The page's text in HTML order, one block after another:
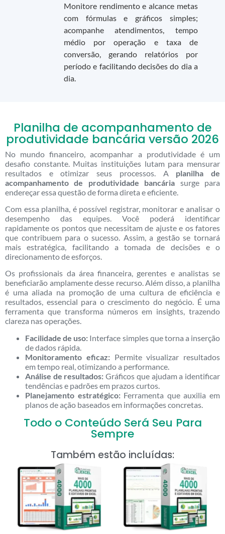
Monitore rendimento e alcance metas
com fórmulas e gráficos simples;
acompanhe atendimentos, tempo
médio por operação e taxa de
conversão, gerando relatórios por
período e facilitando decisões do dia a
dia.
Planilha de acompanhamento de
produtividade bancária versão 2026
No mundo financeiro, acompanhar a produtividade é um
desafio constante. Muitas instituições lutam para mensurar
resultados e otimizar seus processos. A planilha de
acompanhamento de produtividade bancária surge para
endereçar essa questão de forma direta e eficiente.
Com essa planilha, é possível registrar, monitorar e analisar o
desempenho das equipes. Você poderá identificar
rapidamente os pontos que necessitam de ajuste e os fatores
que contribuem para o sucesso. Assim, a gestão se tornará
mais estratégica, facilitando a tomada de decisões e o
direcionamento de esforços.
Os profissionais da área financeira, gerentes e analistas se
beneficiarão amplamente desse recurso. Além disso, a planilha
é uma aliada na promoção de uma cultura de eficiência e
resultados, essencial para o crescimento do negócio. É uma
ferramenta que transforma números em insights, trazendo
clareza nas operações.
Facilidade de uso: Interface simples que torna a inserção
de dados rápida.
Monitoramento eficaz:Permite visualizar resultados
em tempo real, otimizando a performance.
Análise de resultados: Gráficos que ajudam a identificar
tendências e padrões em prazos curtos.
Planejamento estratégico:Ferramenta que auxilia em
planos de ação baseados em informações concretas.
Todo o Conteúdo Será Seu Para
Sempre
Também estão incluídas: